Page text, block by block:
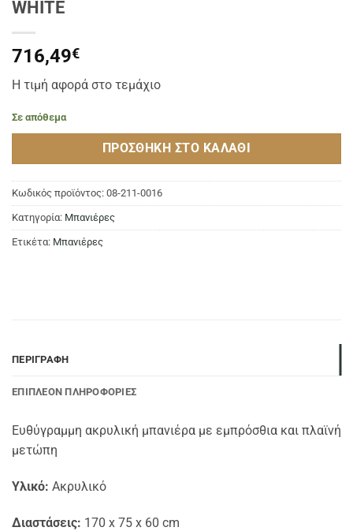
WHITE
716,49€
Η τιμή αφορά στο τεμάχιο
Σε απόθεμα
ΠΡΟΣΘΉΚΗ ΣΤΟ ΚΑΛΆΘΙ
Κωδικός προϊόντος: 08-211-0016
Κατηγορία: Μπανιέρες
Ετικέτα: Μπανιέρες
ΠΕΡΙΓΡΑΦΉ
ΕΠΙΠΛΈΟΝ ΠΛΗΡΟΦΟΡΊΕΣ
Ευθύγραμμη ακρυλική μπανιέρα με εμπρόσθια και πλαϊνή
μετώπη
Υλικό: Ακρυλικό
Διαστάσεις: 170 x 75 x 60 cm